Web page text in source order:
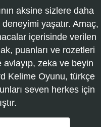
aksine sizlere daha
yaşatır. Amaç,
içerisinde verilen
puanları ve rozetleri
avlayıp, zeka ve beyin
Kelime Oyunu, türkçe
seven herkes için